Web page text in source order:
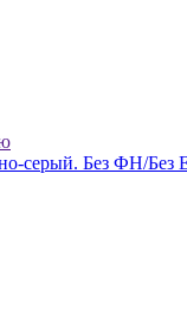
серый. Без ФН/Без